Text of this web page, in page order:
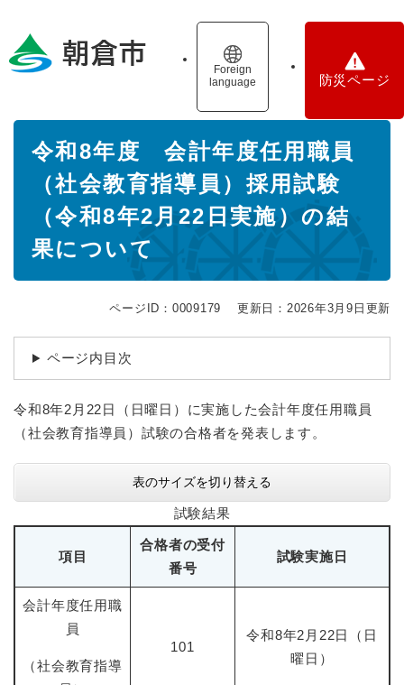
の
Foreign
language
防災ページ
令和8年度 会計年度任用職員
（社会教育指導員）採用試験
（令和8年2月22日実施）の結
果について
ページID：0009179 更新日：2026年3月9日更新
ページ内目次
令和8年2月22日（日曜日）に実施した会計年度任用職員
（社会教育指導員）試験の合格者を発表します。
表のサイズを切り替える
試験結果
項目
合格者の受付
番号
試験実施日
会計年度任用職
員
（社会教育指導
101
令和8年2月22日（日
曜日）